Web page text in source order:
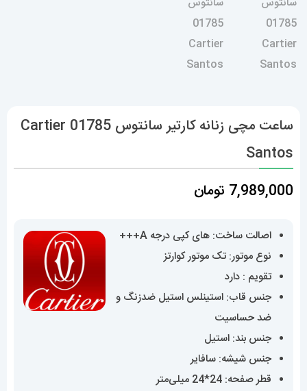
ساعت مچی زنانه کارتیر سانتوس 01785 Cartier
Santos
7,989,000 تومان
اصالت ساخت: های کپی درجه A+++
نوع موتور: تک موتور کوارتز
تقویم : دارد
جنس قاب: استینلس استیل ضدزنگ و
ضد حساسیت
جنس بند: استیل
جنس شیشه: سافایر
قطر صفحه: 24*24 میلی‌متر